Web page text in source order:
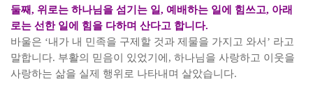
둘째, 위로는 하나님을 섬기는 일, 예배하는 일에 힘쓰고, 아래
로는 선한 일에 힘을 다하며 산다고 합니다.
바울은 ‘내가 내 민족을 구제할 것과 제물을 가지고 와서 ’ 라고
말합니다. 부활의 믿음이 있었기에 , 하나님을 사랑하고 이웃을
사랑하는 삶을 실제 행위로 나타내며 살았습니다.